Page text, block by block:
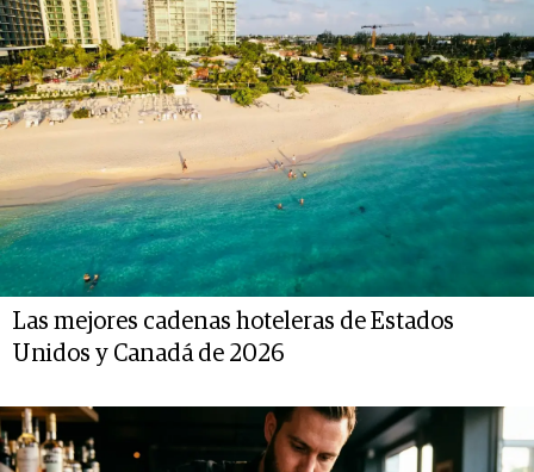
Las mejores cadenas hoteleras de Estados
Unidos y Canadá de 2026